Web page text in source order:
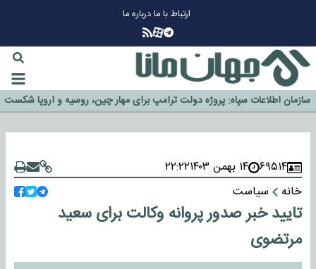
ارتباط با مادرباره ما
گزینه جدایی اوسمار روی میز مدیران پرسپولیس
آیا رئیس جمهور آمریکا قانون را دور می‌زند؟
اخراج رسمی چهره نامدار از پرسپولیس
سازمان اطلاعات سپاه: پروژه دولت ترامپ برای مهار چین، روسیه و اروپا شکست
خورد
۶۹۵۱۴ ۱۴ بهمن ۱۴۰۳
۲۲:۲۲
خانه
سیاست
تایید خبر صدور پروانه وکالت برای سعید
مرتضوی